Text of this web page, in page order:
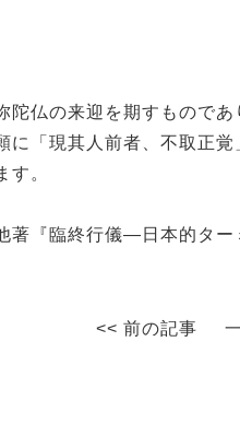
陀仏の来迎を期すもので
に「現其人前者、不取正
す。
著『臨終行儀—日本的タ
<< 前の記事